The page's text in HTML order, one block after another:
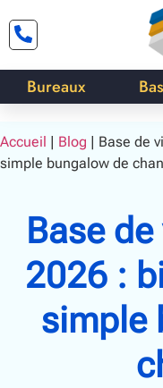
Bureaux
Accueil | Blog | Base de
simple bungalow de
Base
2026 :
simple